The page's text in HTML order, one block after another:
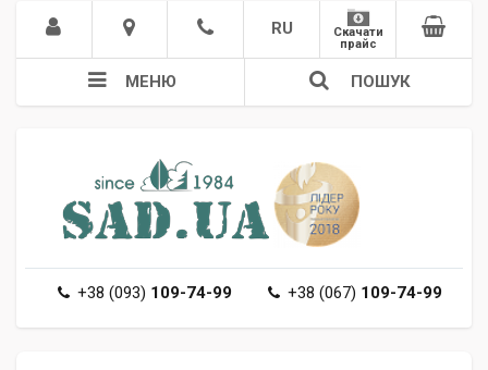
RU
Скачати
прайс
МЕНЮ ПОШУК
+38 (093) 109-74-99 +38 (067) 109-74-99